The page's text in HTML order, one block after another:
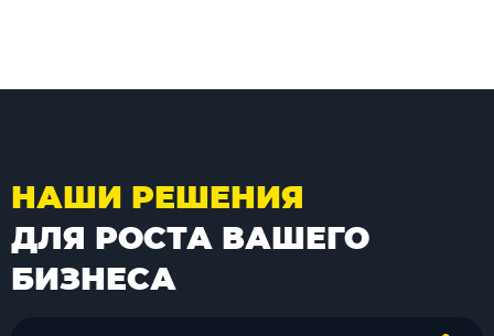
НАШИ РЕШЕНИЯ
ДЛЯ РОСТА ВАШЕГО
БИЗНЕСА